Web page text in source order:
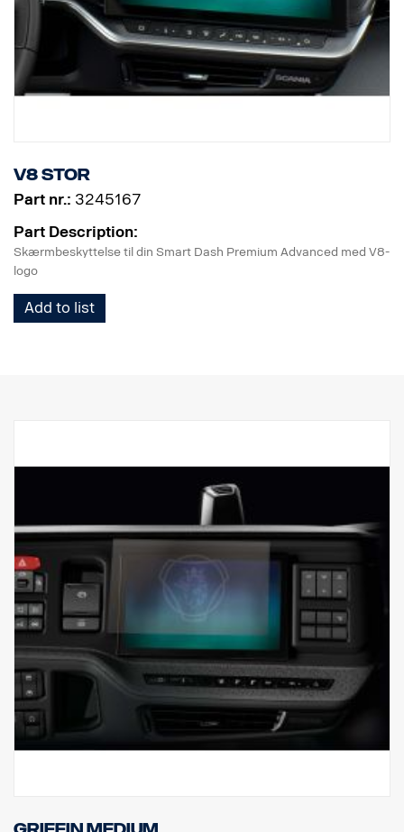
V8 Stor
Part nr.: 3245167
Part Description:
Skærmbeskyttelse til din Smart Dash Premium Advanced med V8-
logo
Add to list